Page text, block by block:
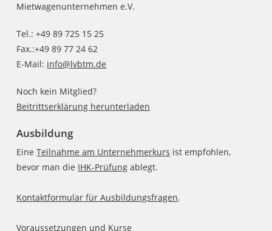
Mietwagenunternehmen e.V.
Tel.: +49 89 725 15 25
Fax.:+49 89 77 24 62
E-Mail: info@lvbtm.de
Noch kein Mitglied?
Beitrittserklärung herunterladen
Ausbildung
EineTeilnahme am Unternehmerkurs ist empfohlen,
bevor man die IHK-Prüfung ablegt.
Kontaktformular für Ausbildungsfragen.
Voraussetzungen und Kurse